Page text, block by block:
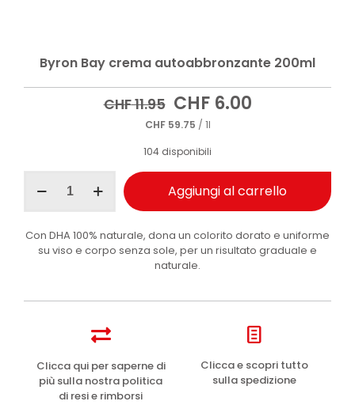
Byron Bay crema autoabbronzante 200ml
CHF11.95 Il
prezzo
originale
era:
CHF 11.95.
CHF6.00Il
CHF59.75 / 1l
104 disponibili
Bay
200ml
quantità
Aggiungi al carrello
Con DHA 100% naturale, dona un colorito dorato e uniforme
su viso e corpo senza sole, per un risultato graduale e
naturale.
Clicca qui per saperne di
più sulla nostra politica
di resi e rimborsi
Clicca e scopri tutto
sulla spedizione